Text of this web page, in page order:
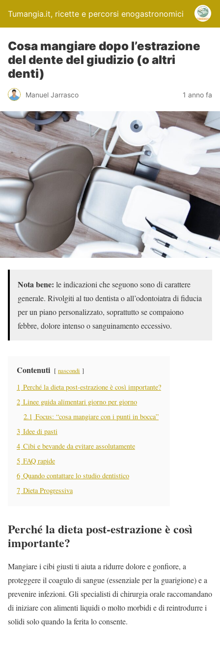
Tumangia.it, ricette e percorsi enogastronomici
Cosa mangiare dopo l’estrazione
del dente del giudizio (o altri
denti)
Manuel Jarrasco 1 anno fa
Nota bene: le indicazioni che seguono sono di carattere
generale. Rivolgiti al tuo dentista o all’odontoiatra di fiducia
per un piano personalizzato, soprattutto se compaiono
febbre, dolore intenso o sanguinamento eccessivo.
Contenuti nascondi
1 Perché la dieta post-estrazione è così importante?
2 Linee guida alimentari giorno per giorno
2.1 Focus: “cosa mangiare con i punti in bocca”
3 Idee di pasti
4 Cibi e bevande da evitare assolutamente
5 FAQ rapide
6 Quando contattare lo studio dentistico
7 Dieta Progressiva
Perché la dieta post-estrazione è così
importante?
Mangiare i cibi giusti ti aiuta a ridurre dolore e gonfiore, a
proteggere il coagulo di sangue (essenziale per la guarigione) e a
prevenire infezioni. Gli specialisti di chirurgia orale raccomandano
di iniziare con alimenti liquidi o molto morbidi e di reintrodurre i
solidi solo quando la ferita lo consente.